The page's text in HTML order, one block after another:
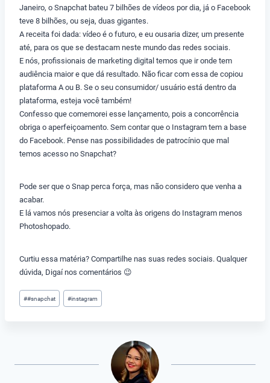
Janeiro, o Snapchat bateu 7 bilhões de vídeos por dia, já o Facebook
teve 8 bilhões, ou seja, duas gigantes.
A receita foi dada: vídeo é o futuro, e eu ousaria dizer, um presente
até, para os que se destacam neste mundo das redes sociais.
E nós, profissionais de marketing digital temos que ir onde tem
audiência maior e que dá resultado. Não ficar com essa de copiou
plataforma A ou B. Se o seu consumidor/ usuário está dentro da
plataforma, esteja você também!
Confesso que comemorei esse lançamento, pois a concorrência
obriga o aperfeiçoamento. Sem contar que o Instagram tem a base
do Facebook. Pense nas possibilidades de patrocínio que mal
temos acesso no Snapchat?
Pode ser que o Snap perca força, mas não considero que venha a
acabar.
E lá vamos nós presenciar a volta às origens do Instagram menos
Photoshopado.
Curtiu essa matéria? Compartilhe nas suas redes sociais. Qualquer
dúvida, Digaí nos comentários 😉
Tags
do
##snapchat #instagram